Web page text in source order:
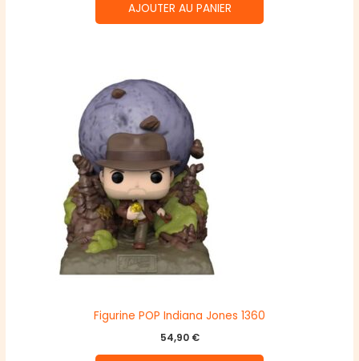
AJOUTER AU PANIER
Figurine POP Indiana Jones 1360
54,90 €